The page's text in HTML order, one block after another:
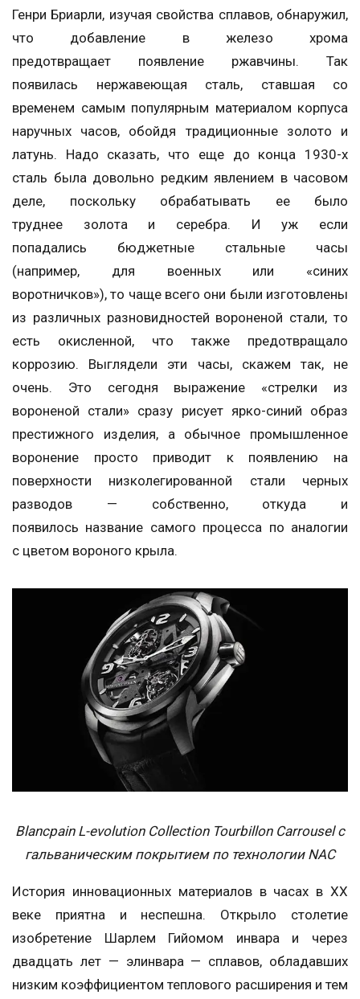
Генри Бриарли, изучая свойства сплавов, обнаружил,
что добавление в железо хрома
предотвращает появление ржавчины. Так
появилась нержавеющая сталь, ставшая со
временем самым популярным материалом корпуса
наручных часов, обойдя традиционные золото и
латунь. Надо сказать, что еще до конца 1930-х
сталь была довольно редким явлением в часовом
деле, поскольку обрабатывать ее было
труднее золота и серебра. И уж если
попадались бюджетные стальные часы
(например, для военных или «синих
воротничков»), то чаще всего они были изготовлены
из различных разновидностей вороненой стали, то
есть окисленной, что также предотвращало
коррозию. Выглядели эти часы, скажем так, не
очень. Это сегодня выражение «стрелки из
вороненой стали» сразу рисует ярко-синий образ
престижного изделия, а обычное промышленное
воронение просто приводит к появлению на
поверхности низколегированной стали черных
разводов — собственно, откуда и
появилось название самого процесса по аналогии
с цветом вороного крыла.
Blancpain L-evolution Collection Tourbillon Carrousel с
гальваническим покрытием по технологии NAC
История инновационных материалов в часах в ХХ
веке приятна и неспешна. Открыло столетие
изобретение Шарлем Гийомом инвара и через
двадцать лет — элинвара — сплавов, обладавших
низким коэффициентом теплового расширения и тем